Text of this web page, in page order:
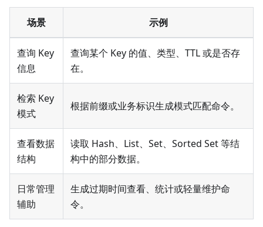
场景 示例
查询 Key
信息
查询某个 Key 的值、类型、TTL 或是否存
在。
检索 Key
模式
根据前缀或业务标识生成模式匹配命令。
查看数据
结构
读取 Hash、List、Set、Sorted Set 等结
构中的部分数据。
日常管理
辅助
生成过期时间查看、统计或轻量维护命
令。